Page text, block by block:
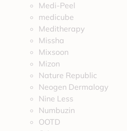
Medi-Peel
medicube
Meditherapy
Missha
Mixsoon
Mizon
Nature Republic
Neogen Dermalogy
Nine Less
Numbuzin
OOTD